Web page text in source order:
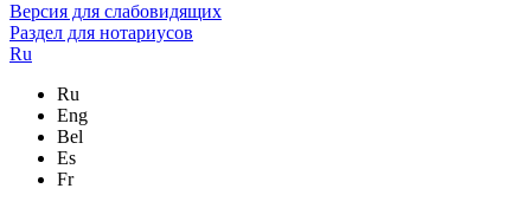
Версия для слабовидящих
Раздел для нотариусов
Ru
Ru
Eng
Bel
Es
Fr